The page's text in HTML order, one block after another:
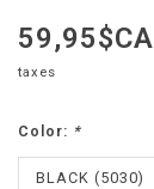
59,95$CA
taxes
Color: *
BLACK (5030)